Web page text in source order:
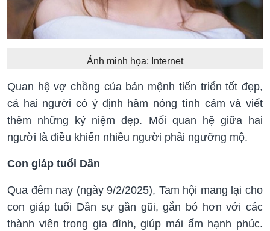
Ảnh minh họa: Internet
Quan hệ vợ chồng của bản mệnh tiến triển tốt đẹp,
cả hai người có ý định hâm nóng tình cảm và viết
thêm những kỷ niệm đẹp. Mối quan hệ giữa hai
người là điều khiến nhiều người phải ngưỡng mộ.
Con giáp tuổi Dần
Qua đêm nay (ngày 9/2/2025), Tam hội mang lại cho
con giáp tuổi Dần sự gần gũi, gắn bó hơn với các
thành viên trong gia đình, giúp mái ấm hạnh phúc.